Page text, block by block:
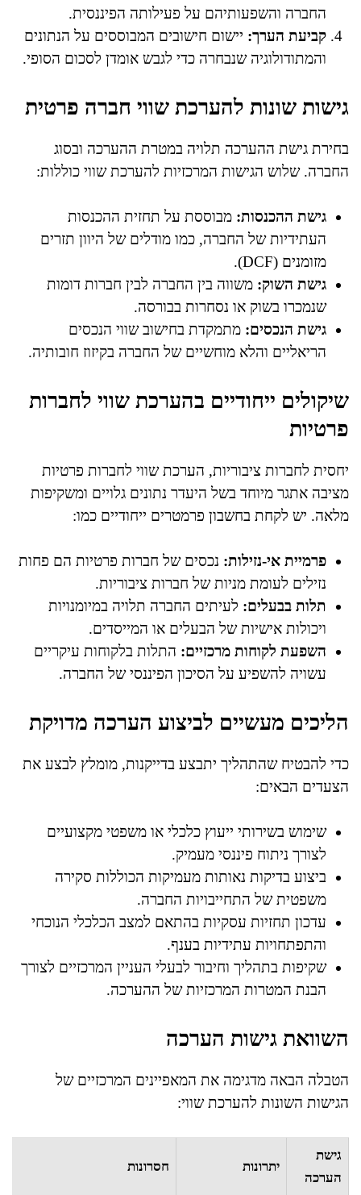
החברה והשפעותיהם על פעילותה הפיננסית.
קביעת הערך: יישום חישובים המבוססים על הנתונים
והמתודולוגיה שנבחרה כדי לגבש אומדן לסכום הסופי.
גישות שונות להערכת שווי חברה פרטית
בחירת גישת ההערכה תלויה במטרת ההערכה ובסוג
החברה. שלוש הגישות המרכזיות להערכת שווי כוללות:
גישת ההכנסות: מבוססת על תחזית ההכנסות
העתידיות של החברה, כמו מודלים של היוון תזרים
מזומנים (DCF).
גישת השוק: משווה בין החברה לבין חברות דומות
שנמכרו בשוק או נסחרות בבורסה.
גישת הנכסים: מתמקדת בחישוב שווי הנכסים
הריאליים והלא מוחשיים של החברה בקיזוז חובותיה.
שיקולים ייחודיים בהערכת שווי לחברות
פרטיות
יחסית לחברות ציבוריות, הערכת שווי לחברות פרטיות
מציבה אתגר מיוחד בשל היעדר נתונים גלויים ומשקיפות
מלאה. יש לקחת בחשבון פרמטרים ייחודיים כמו:
פרמיית אי-נזילות: נכסים של חברות פרטיות הם פחות
נזילים לעומת מניות של חברות ציבוריות.
תלות בבעלים: לעיתים החברה תלויה במיומנויות
ויכולות אישיות של הבעלים או המייסדים.
השפעת לקוחות מרכזיים: התלות בלקוחות עיקריים
עשויה להשפיע על הסיכון הפיננסי של החברה.
הליכים מעשיים לביצוע הערכה מדויקת
כדי להבטיח שהתהליך יתבצע בדייקנות, מומלץ לבצע את
הצעדים הבאים:
שימוש בשירותי ייעוץ כלכלי או משפטי מקצועיים
לצורך ניתוח פיננסי מעמיק.
ביצוע בדיקות נאותות מעמיקות הכוללות סקירה
משפטית של התחייבויות החברה.
עדכון תחזיות עסקיות בהתאם למצב הכלכלי הנוכחי
והתפתחויות עתידיות בענף.
שקיפות בתהליך וחיבור לבעלי העניין המרכזיים לצורך
הבנת המטרות המרכזיות של ההערכה.
השוואת גישות הערכה
הטבלה הבאה מדגימה את המאפיינים המרכזיים של
הגישות השונות להערכת שווי:
גישת
הערכה
יתרונות חסרונות